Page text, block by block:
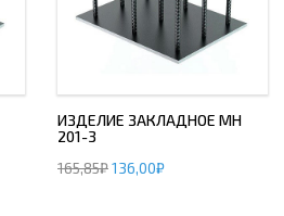
ИЗДЕЛИЕ ЗАКЛАДНОЕ МН
201-3
165,85₽136,00₽